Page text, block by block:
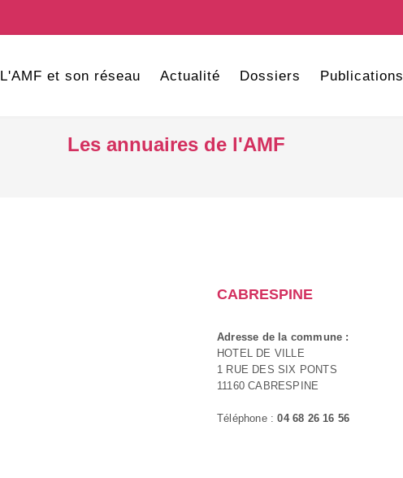
L'AMF et son réseau Actualité Dossiers Publications
Les annuaires de l'AMF
CABRESPINE
Adresse de la commune :
HOTEL DE VILLE
1 RUE DES SIX PONTS
11160 CABRESPINE
Téléphone :04 68 26 16 56